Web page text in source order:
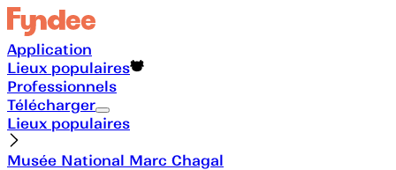
Application
Lieux populaires
Professionnels
Télécharger
Lieux populaires
Musée National Marc Chagal